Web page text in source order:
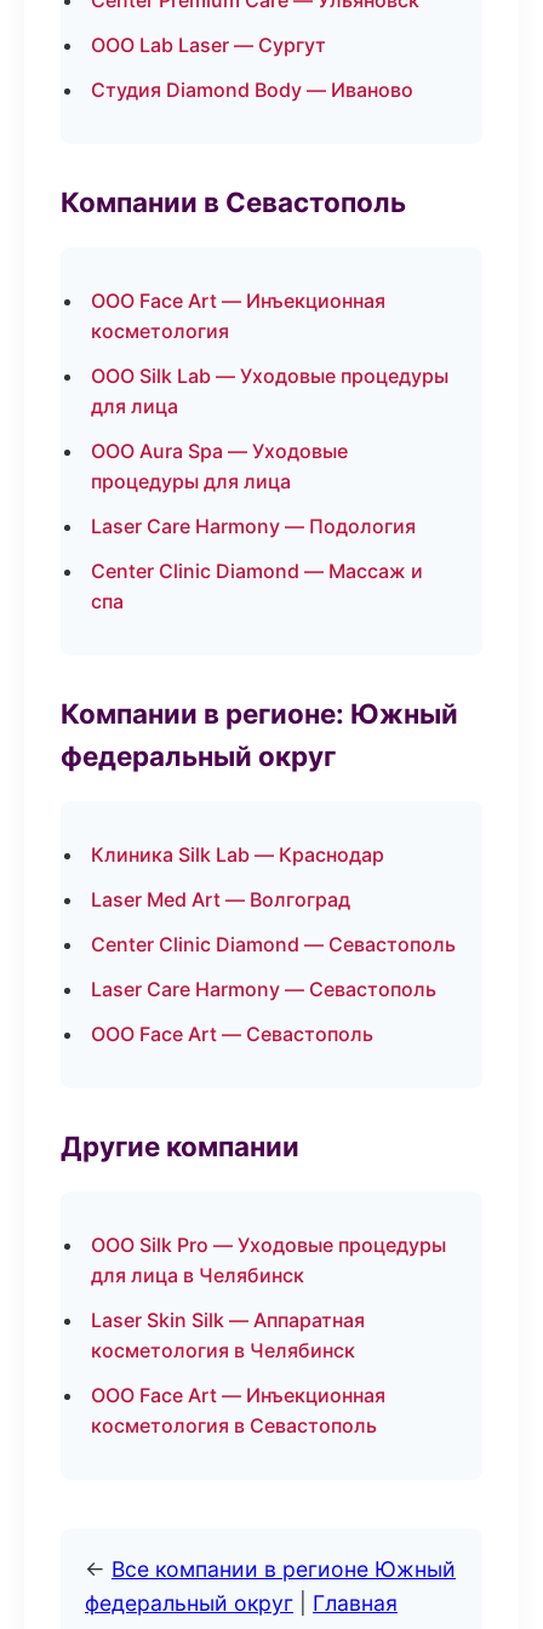
ООО Lab Laser — Сургут
Студия Diamond Body — Иваново
Компании в Севастополь
ООО Face Art — Инъекционная
косметология
ООО Silk Lab — Уходовые процедуры
для лица
ООО Aura Spa — Уходовые
процедуры для лица
Laser Care Harmony — Подология
Center Clinic Diamond — Массаж и
спа
Компании в регионе: Южный
федеральный округ
Клиника Silk Lab — Краснодар
Laser Med Art — Волгоград
Center Clinic Diamond — Севастополь
Laser Care Harmony — Севастополь
ООО Face Art — Севастополь
Другие компании
ООО Silk Pro — Уходовые процедуры
для лица в Челябинск
Laser Skin Silk — Аппаратная
косметология в Челябинск
ООО Face Art — Инъекционная
косметология в Севастополь
← Все компании в регионе Южный
федеральный округ
Главная